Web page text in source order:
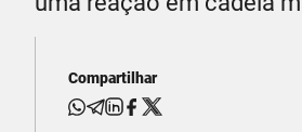
Compartilhar